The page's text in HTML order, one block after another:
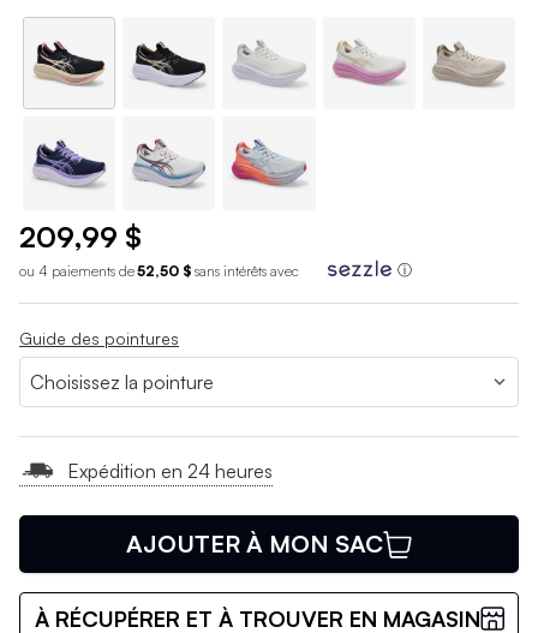
209,99 $
ou 4 paiements de52,50 $ sans intérêts avec ⓘ
Guide des pointures
Expédition en 24 heures
AJOUTER À MON SAC
À RÉCUPÉRER ET À TROUVER EN MAGASIN